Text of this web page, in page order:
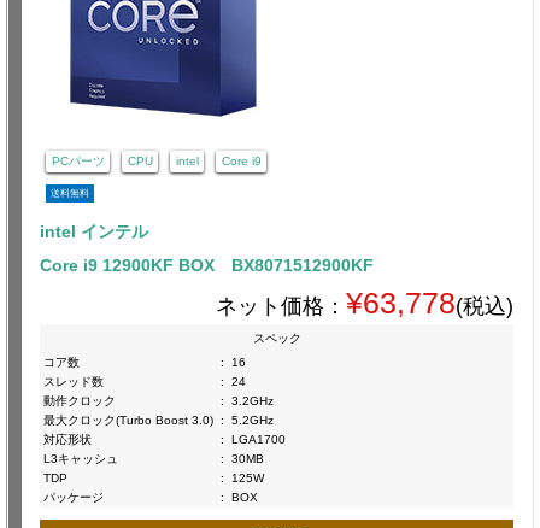
PCパーツ CPU intel Core i9
送料無料
intel インテル
Core i9 12900KF BOX BX8071512900KF
ネット価格： ¥63,778(税込)
スペック
コア数
:
16
スレッド数
:
24
動作クロック
:
3.2GHz
最大クロック(Turbo Boost 3.0) :
5.2GHz
対応形状
:
LGA1700
L3キャッシュ
:
30MB
TDP
:
125W
パッケージ
: BOX